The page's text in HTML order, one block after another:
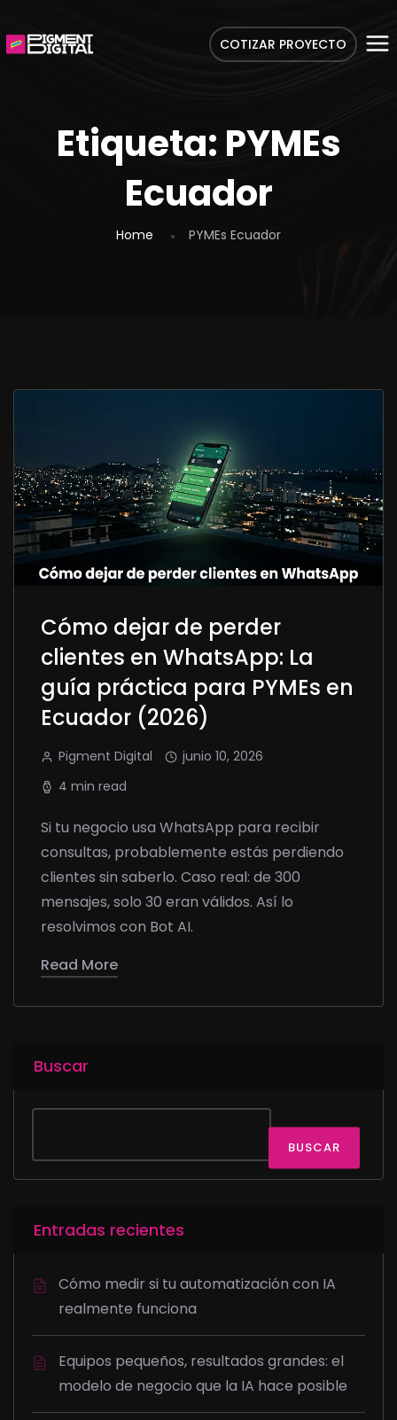
COTIZAR PROYECTO
Etiqueta: PYMEs
Ecuador
Home PYMEs Ecuador
Cómo dejar de perder
clientes en WhatsApp: La
guía práctica para PYMEs en
Ecuador (2026)
Pigment Digital
junio 10, 2026
4 min read
Si tu negocio usa WhatsApp para recibir
consultas, probablemente estás perdiendo
clientes sin saberlo. Caso real: de 300
mensajes, solo 30 eran válidos. Así lo
resolvimos con Bot AI.
Read More
Buscar
BUSCAR
Entradas recientes
Cómo medir si tu automatización con IA
realmente funciona
Equipos pequeños, resultados grandes: el
modelo de negocio que la IA hace posible